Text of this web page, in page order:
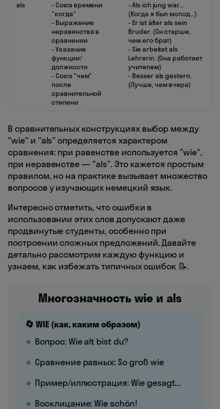
als
- Союз времени
"когда"
- Выражение
неравенства в
сравнении
- Указание
функции/
должности
- Союз "чем"
после
сравнительной
степени
- Als ich jung war...
(Когда я был молод...)
- Er ist älter als sein
Bruder. (Он старше,
чем его брат)
- Sie arbeitet als
Lehrerin. (Она работает
учителем)
- Besser als gestern.
(Лучше, чем вчера)
В сравнительных конструкциях выбор между
"wie" и "als" определяется характером
сравнения: при равенстве используется "wie",
при неравенстве — "als". Это кажется простым
правилом, но на практике вызывает множество
вопросов у изучающих немецкий язык.
Интересно отметить, что ошибки в
использовании этих слов допускают даже
продвинутые студенты, особенно при
построении сложных предложений. Давайте
детально рассмотрим каждую функцию и
узнаем, как избежать типичных ошибок 📝.
Многозначность wie и als
🔄 WIE (как, каким образом)
Вопрос: Wie alt bist du?
Сравнение равных: So groß wie
Пример/иллюстрация: Wie gesagt...
Восклицание: Wie schön!